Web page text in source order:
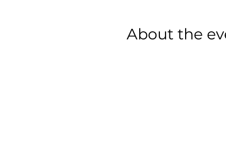
About the